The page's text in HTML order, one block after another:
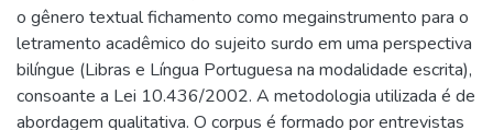
o gênero textual fichamento como megainstrumento para o
letramento acadêmico do sujeito surdo em uma perspectiva
bilíngue (Libras e Língua Portuguesa na modalidade escrita),
consoante a Lei 10.436/2002. A metodologia utilizada é de
abordagem qualitativa. O corpus é formado por entrevistas